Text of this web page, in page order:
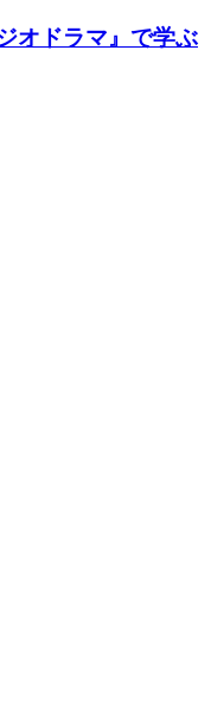
オドラマ』で学ぶ